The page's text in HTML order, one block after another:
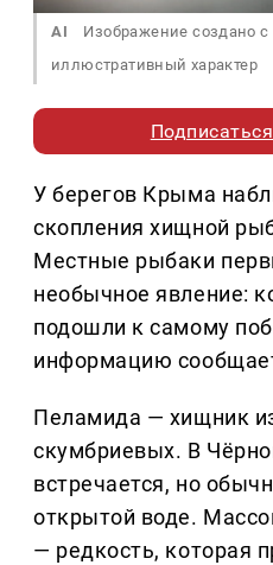
AI
Изображение создано
иллюстративный характер
У берегов Крыма
скопления хищной
Местные рыбаки
необычное явление:
подошли к самому
информацию
Пеламида — хищник
скумбриевых. В
встречается, но
открытой воде.
— редкость, которая